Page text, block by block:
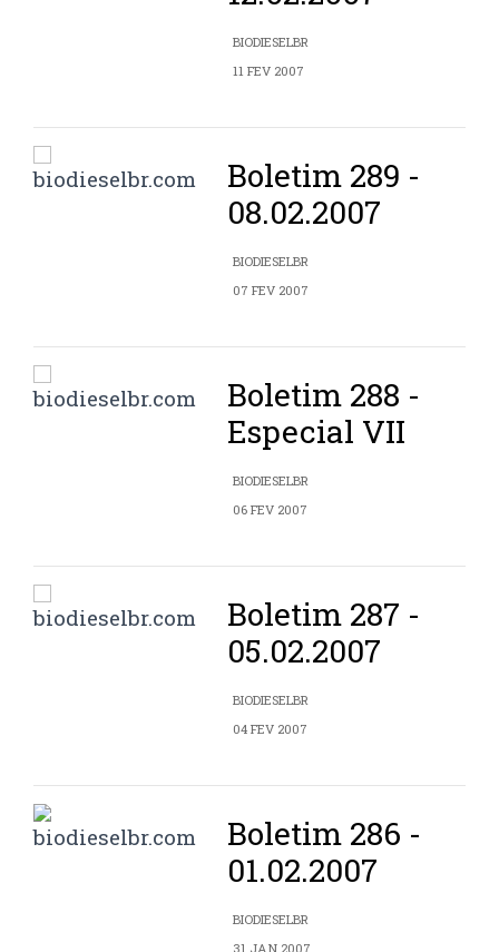
BIODIESELBR
11 FEV 2007
Boletim 289 -
08.02.2007
BIODIESELBR
07 FEV 2007
Boletim 288 -
Especial VII
BIODIESELBR
06 FEV 2007
Boletim 287 -
05.02.2007
BIODIESELBR
04 FEV 2007
Boletim 286 -
01.02.2007
BIODIESELBR
31 JAN 2007